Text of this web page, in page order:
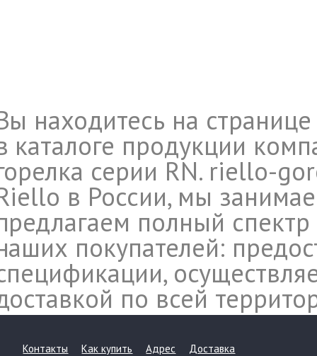
находитесь на
каталоге продукции
серии RN. riello-
в России, мы
полный
покупателей:
по всей
Контакты Как купить Адрес Доставка